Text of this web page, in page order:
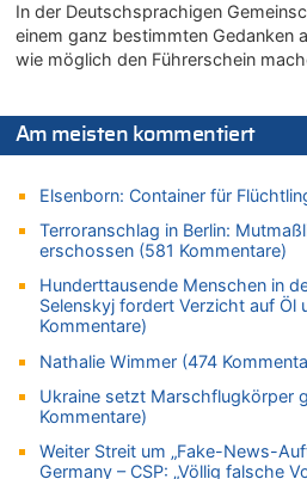
Wasserstand des Rheins in NRW
06.08.2026 - 09:05 von 5/11 zu
Mehrere Menschen in Londons
Wie kam es zur Ceuta-Krise?
06.08.2026 - 07:30 von Ahja zu
Wasserstand des Rheins in NRW
06.08.2026 - 07:21 von PvD zu
Mehrere Menschen in Londons
06.08.2026 - 00:22 von Peter S. zu
Wasserstand des Rheins in NRW
06.08.2026 - 00:01 von Hugo
Mehrere Menschen in Londons
05.08.2026 - 23:29 von Zuhörer
In der Deutschsprachigen
einem ganz bestimmten Gedanken
wie möglich den Führerschein
Am meisten kommentiert
Elsenborn: Container für
Terroranschlag in Berlin:
erschossen (581 Kommentare)
Hunderttausende Menschen in
Selenskyj fordert Verzicht auf Öl
Kommentare)
Nathalie Wimmer (474
Ukraine setzt Marschflugkörper
Kommentare)
Weiter Streit um „Fake-News-
Germany – CSP: „Völlig falsche